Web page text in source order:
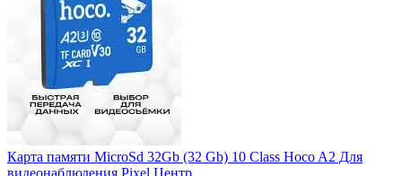
Карта памяти MicroSd 32Gb (32 Gb) 10 Class Hoco A2 Для